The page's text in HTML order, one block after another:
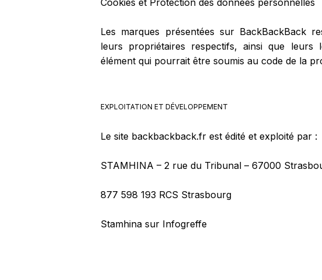
Cookies et Protection des données personnelles
Les marques présentées sur BackBackBack
leurs propriétaires respectifs, ainsi que leurs
élément qui pourrait être soumis au code de la
EXPLOITATION ET DÉVELOPPEMENT
Le site backbackback.fr est édité et exploité par :
STAMHINA – 2 rue du Tribunal – 67000
877 598 193 RCS Strasbourg
Stamhina sur Infogreffe